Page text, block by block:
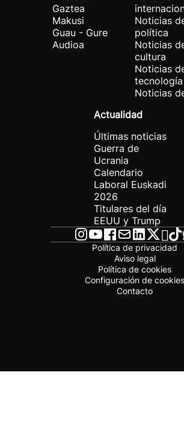
Gaztea
Makusi
Guau - Gure
Audioa
Noticias
política
Noticias
cultura
Noticias
tecnología
Noticias
Actualidad
Últimas noticias
Guerra de
Ucrania
Calendario
Laboral Euskadi
2026
Titulares del día
EEUU y Trump
Política de privacidad
Aviso legal
Política de cookies
Configuración de cookies
Contacto